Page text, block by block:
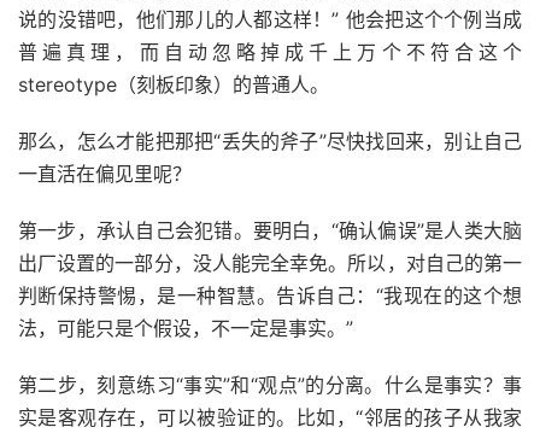
说的没错吧，他们那儿的人都这样！” 他会把这个个例当成
普遍真理，而自动忽略掉成千上万个不符合这个
stereotype（刻板印象）的普通人。
那么，怎么才能把那把“丢失的斧子”尽快找回来，别让自己
一直活在偏见里呢？
第一步，承认自己会犯错。要明白，“确认偏误”是人类大脑
出厂设置的一部分，没人能完全幸免。所以，对自己的第一
判断保持警惕，是一种智慧。告诉自己：“我现在的这个想
法，可能只是个假设，不一定是事实。”
第二步，刻意练习“事实”和“观点”的分离。什么是事实？事
实是客观存在，可以被验证的。比如，“邻居的孩子从我家